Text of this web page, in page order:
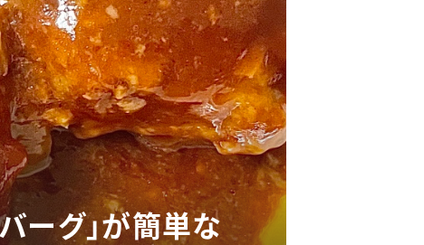
ーグ」が簡単な